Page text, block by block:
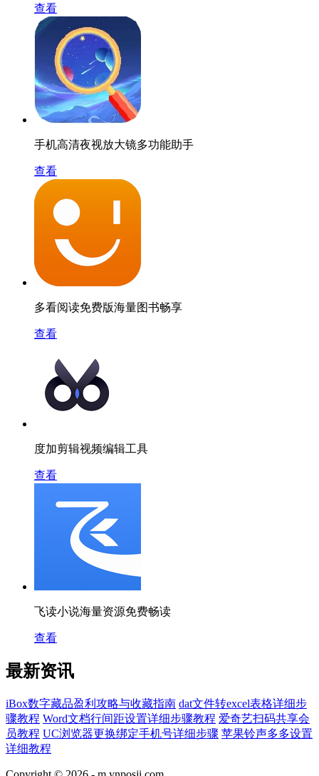
查看
手机高清夜视放大镜多功能助手
查看
多看阅读免费版海量图书畅享
查看
度加剪辑视频编辑工具
查看
飞读小说海量资源免费畅读
查看
最新资讯
iBox数字藏品盈利攻略与收藏指南 dat文件转excel表格详细步
骤教程 Word文档行间距设置详细步骤教程 爱奇艺扫码共享会
员教程 UC浏览器更换绑定手机号详细步骤 苹果铃声多多设置
详细教程